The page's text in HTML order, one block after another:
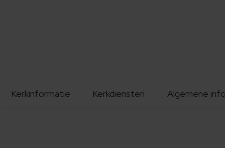
Kerkinformatie Kerkdiensten Algemene